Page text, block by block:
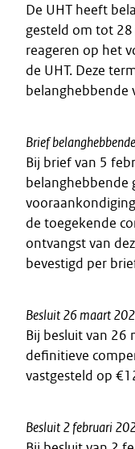
De UHT heeft
gesteld om tot
reageren op het
de UHT. Deze
belanghebbende
Brief
Bij brief van 5
belanghebbende
de toegekende
ontvangst van
bevestigd per
Besluit 26 maart
Bij besluit van 26
definitieve
vastgesteld op
Besluit 2 februari